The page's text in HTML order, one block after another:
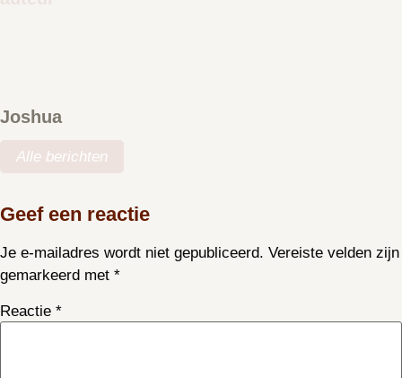
Joshua
Alle berichten
Geef een reactie
Je e-mailadres wordt niet gepubliceerd. Vereiste velden zijn
gemarkeerd met *
Reactie *